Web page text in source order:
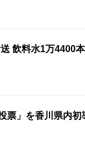
飲料水1万4400
票」を香川県内